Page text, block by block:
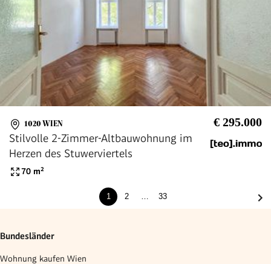
1020 WIEN € 295.000
Stilvolle 2-Zimmer-Altbauwohnung im
Herzen des Stuwerviertels
70 m²
1 2 33
Bundesländer
Wohnung kaufen Wien